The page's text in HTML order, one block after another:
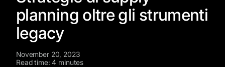
planning oltre gli strumenti
legacy
November 20, 2023
Read time: 4 minutes